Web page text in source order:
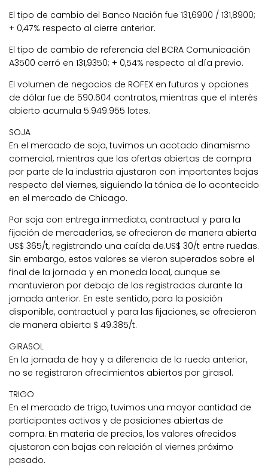
El tipo de cambio del Banco Nación fue 131,6900 / 131,8900;
+ 0,47% respecto al cierre anterior.
El tipo de cambio de referencia del BCRA Comunicación
A3500 cerró en 131,9350; + 0,54% respecto al día previo.
El volumen de negocios de ROFEX en futuros y opciones
de dólar fue de 590.604 contratos, mientras que el interés
abierto acumula 5.949.955 lotes.
SOJA
En el mercado de soja, tuvimos un acotado dinamismo
comercial, mientras que las ofertas abiertas de compra
por parte de la industria ajustaron con importantes bajas
respecto del viernes, siguiendo la tónica de lo acontecido
en el mercado de Chicago.
Por soja con entrega inmediata, contractual y para la
fijación de mercaderías, se ofrecieron de manera abierta
US$ 365/t, registrando una caída de.US$ 30/t entre ruedas.
Sin embargo, estos valores se vieron superados sobre el
final de la jornada y en moneda local, aunque se
mantuvieron por debajo de los registrados durante la
jornada anterior. En este sentido, para la posición
disponible, contractual y para las fijaciones, se ofrecieron
de manera abierta $ 49.385/t.
GIRASOL
En la jornada de hoy y a diferencia de la rueda anterior,
no se registraron ofrecimientos abiertos por girasol.
TRIGO
En el mercado de trigo, tuvimos una mayor cantidad de
participantes activos y de posiciones abiertas de
compra. En materia de precios, los valores ofrecidos
ajustaron con bajas con relación al viernes próximo
pasado.